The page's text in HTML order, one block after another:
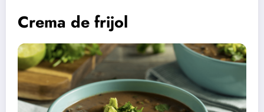
Crema de frijol